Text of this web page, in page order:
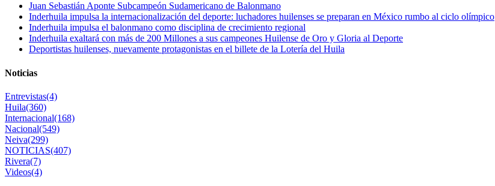
Juan Sebastián Aponte Subcampeón Sudamericano de Balonmano
Inderhuila impulsa la internacionalización del deporte: luchadores huilenses se preparan en México rumbo al ciclo olímpico
Inderhuila impulsa el balonmano como disciplina de crecimiento regional
Inderhuila exaltará con más de 200 Millones a sus campeones Huilense de Oro y Gloria al Deporte
Deportistas huilenses, nuevamente protagonistas en el billete de la Lotería del Huila
Noticias
Entrevistas(4)
Huila(360)
Internacional(168)
Nacional(549)
Neiva(299)
NOTICIAS(407)
Rivera(7)
Videos(4)